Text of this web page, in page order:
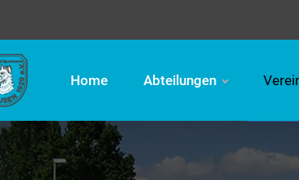
Home Abteilungen